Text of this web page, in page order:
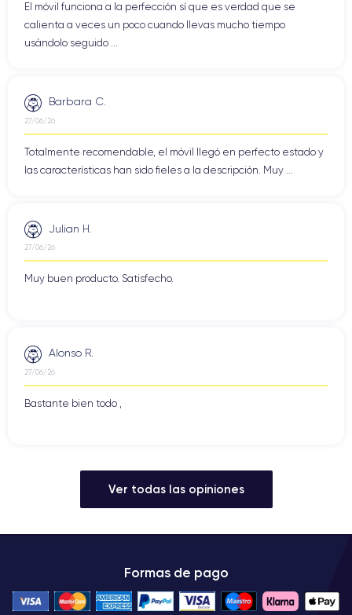
El móvil funciona a la perfección sí que es verdad que se
calienta a veces un poco cuando llevas mucho tiempo
usándolo seguido ...
Barbara C.
27/06/26
Totalmente recomendable, el móvil llegó en perfecto estado y
las características han sido fieles a la descripción. Muy ...
Julian H.
27/06/26
Muy buen producto. Satisfecho.
Alonso R.
27/06/26
Bastante bien todo ,
Ver todas las opiniones
Formas de pago